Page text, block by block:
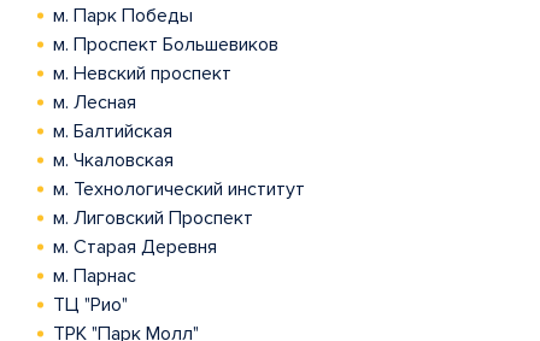
м. Парк Победы
м. Проспект Большевиков
м. Невский проспект
м. Лесная
м. Балтийская
м. Чкаловская
м. Технологический институт
м. Лиговский Проспект
м. Старая Деревня
м. Парнас
ТЦ "Рио"
ТРК "Парк Молл"